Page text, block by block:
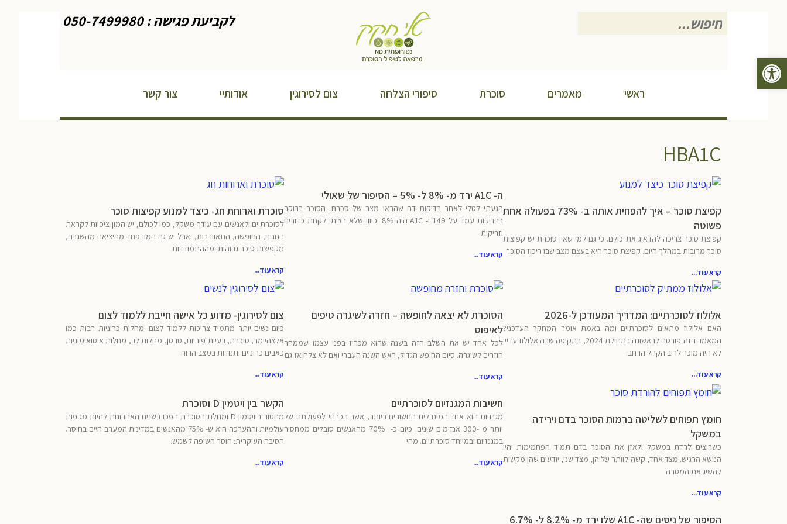
פתח סרגל נגישות
חיפוש
לקביעת פגישה : 050-7499980
ראשי מאמרים סוכרת סיפורי הצלחה צום לסירוגין אודותיי צור קשר
HBA1C
קפיצת סוכר – איך להפחית אותה ב- 73% בפעולה אחת
פשוטה
קפיצת סוכר צריכה להדאיג את כולם. כי גם למי שאין סוכרת יש קפיצות
סוכר מרובות במהלך היום. קפיצת סוכר היא בעצם מצב שבו ריכוז הסוכר
קרא עוד...
ה- A1C ירד מ- 8% ל- 5% – הסיפור של שאולי
הגעתי לטלי לאחר בדיקות דם שהראו מצב של סכרת. הסוכר בבוקר
בבדיקות עמד על 149 ו- A1C היה 8%. כיוון שלא רציתי לקחת כדורים
וזריקות
קרא עוד...
סוכרת וארוחת חג- כיצד למנוע קפיצות סוכר
לסוכרתיים ולאנשים עם עודף משקל, כמו לכולם, יש המון ציפיות לקראת
החגים, החופשה, התאווררות, אבל יש גם המון פחד מהיציאה מהשגרה,
מקפיצות סוכר גבוהות ומההתמודדות
קרא עוד...
אלולוז לסוכרתיים: המדריך המעודכן ל-2026
האם אלולוז מתאים לסוכרתיים ומה באמת אומר המחקר העדכני?
המאמר הזה פורסם לראשונה בתחילת 2024, בתקופה שבה אלולוז עדיין
לא היה מוכר לרוב הקהל הרחב.
קרא עוד...
הסוכרת לא יצאה לחופשה – חזרה לשיגרה טיפים
לאיפוס
לכל אחד יש את השלב הזה בשנה שהוא מכריז בפני עצמו שממחר
חוזרים לשיגרה. סיום החופש הגדול, ראש השנה העברי ואם לא צלח אז גם
קרא עוד...
צום לסירוגין- מדוע כל אישה חייבת ללמוד לצום
כיום נשים יותר מתמיד צריכות ללמוד לצום. מחלות כרוניות רבות כמו
אלצהיימר, סוכרת, בעיות פוריות, סרטן, מחלות לב, מחלות אוטואימוניות
כאבים כרוניים ותנודות במצב הרוח
קרא עוד...
חומץ תפוחים לשליטה ברמות הסוכר בדם וירידה
במשקל
כשרוצים לרדת במשקל ולאזן את הסוכר בדם תמיד הפחמימות יהיו
הנושא הרגיש. מצד אחד, קשה לוותר עליהן, מצד שני, יודעים שהן מקשות
להשיג את המטרה
קרא עוד...
חשיבות המגנזיום לסוכרתיים
מגנזיום הוא אחד המינרלים החשובים ביותר, אשר הכרחי לפעולתם של
יותר מ -300 אנזימים שונים. כיום כ- 70% מהאנשים סובלים ממחסור
במגנזיום ובמיוחד סוכרתיים. מהי
קרא עוד...
הקשר בין ויטמין D וסוכרת
מחסור בוויטמין D ומחלת הסוכרת הפכו בשנים האחרונות להיות מגיפות
עולמיות וההערכה היא ש- 75% מהאנשים במדינות המערב חיים בחוסר.
הסיבה העיקרית: חוסר חשיפה לשמש.
קרא עוד...
הסיפור של ניסים שה- A1C שלו ירד מ- 8.2% ל- 6.7%